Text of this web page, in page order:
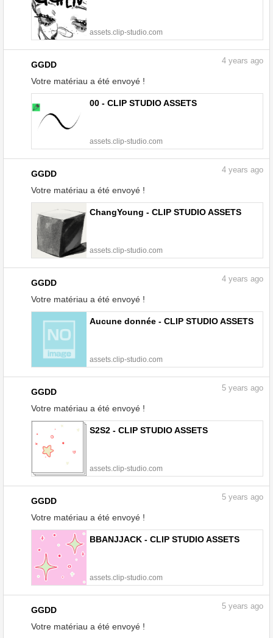
assets.clip-studio.com
GGDD
Votre matériau a été envoyé !
4 years ago
00 - CLIP STUDIO ASSETS
assets.clip-studio.com
GGDD
Votre matériau a été envoyé !
4 years ago
ChangYoung - CLIP STUDIO ASSETS
assets.clip-studio.com
GGDD
Votre matériau a été envoyé !
4 years ago
Aucune donnée - CLIP STUDIO ASSETS
assets.clip-studio.com
GGDD
Votre matériau a été envoyé !
5 years ago
S2S2 - CLIP STUDIO ASSETS
assets.clip-studio.com
GGDD
Votre matériau a été envoyé !
5 years ago
BBANJJACK - CLIP STUDIO ASSETS
assets.clip-studio.com
GGDD
Votre matériau a été envoyé !
5 years ago